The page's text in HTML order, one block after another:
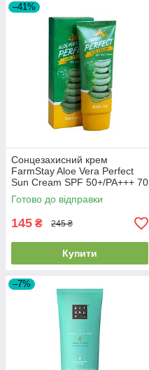
–41%
Сонцезахисний крем
FarmStay Aloe Vera Perfect
Sun Cream SPF 50+/PA+++ 70
мл
Готово до відправки
145 ₴ 245 ₴
Купити
–7%